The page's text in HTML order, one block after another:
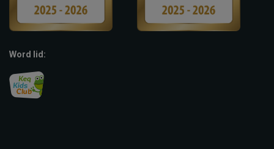
Word lid: